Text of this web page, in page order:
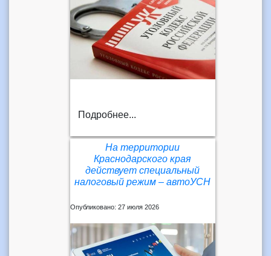
Подробнее...
На территории
Краснодарского края
действует специальный
налоговый режим – автоУСН
Опубликовано: 27 июля 2026